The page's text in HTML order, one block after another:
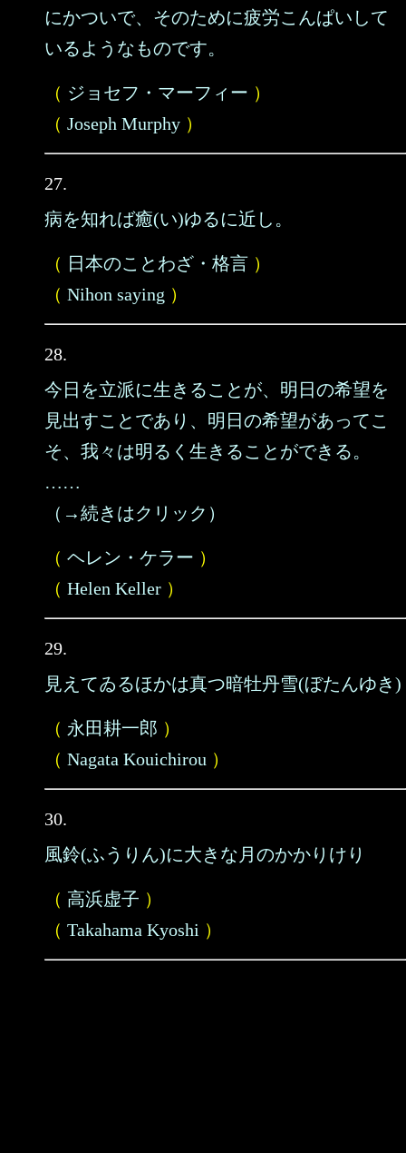
にかついで、そのために疲労こんぱいして
いるようなものです。
（ ジョセフ・マーフィー ）
（ Joseph Murphy ）
27.
病を知れば癒(い)ゆるに近し。
（ 日本のことわざ・格言 ）
（ Nihon saying ）
28.
今日を立派に生きることが、明日の希望を
見出すことであり、明日の希望があってこ
そ、我々は明るく生きることができる。
……
（→続きはクリック）
（ ヘレン・ケラー ）
（ Helen Keller ）
29.
見えてゐるほかは真つ暗牡丹雪(ぼたんゆき)
（ 永田耕一郎 ）
（ Nagata Kouichirou ）
30.
風鈴(ふうりん)に大きな月のかかりけり
（ 高浜虚子 ）
（ Takahama Kyoshi ）